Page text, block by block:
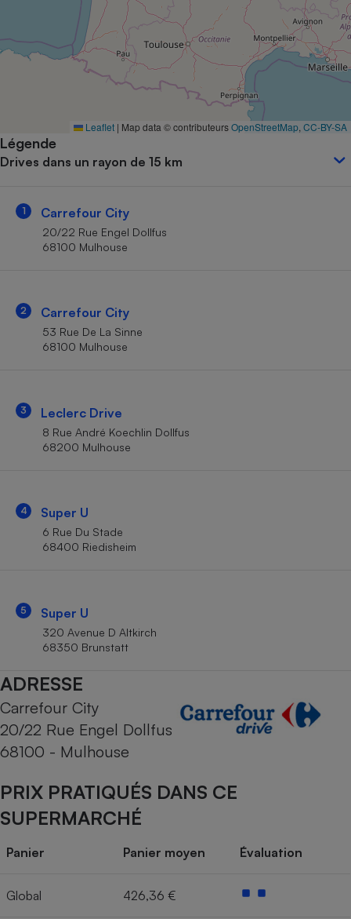
Leaflet | Map data © contributeursOpenStreetMap CC-BY-SA
Légende
Drives dans un rayon de 15 km
1 Carrefour City
20/22 Rue Engel Dollfus
68100 Mulhouse
2 Carrefour City
53 Rue De La Sinne
68100 Mulhouse
3 Leclerc Drive
8 Rue André Koechlin Dollfus
68200 Mulhouse
4 Super U
6 Rue Du Stade
68400 Riedisheim
5 Super U
320 Avenue D Altkirch
68350 Brunstatt
ADRESSE
Carrefour City
20/22 Rue Engel Dollfus
68100 - Mulhouse
PRIX PRATIQUÉS DANS CE
SUPERMARCHÉ
Panier Panier moyen Évaluation
Global 426,36 €
Complément
alimentaire
Assurance emprunteur
Petit électroménager -
Cafetière à expressos
Robot ménager
Mutuelle